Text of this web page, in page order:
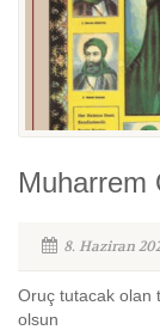
Muharrem
8. Haziran
Oruç tutacak olan
olsun